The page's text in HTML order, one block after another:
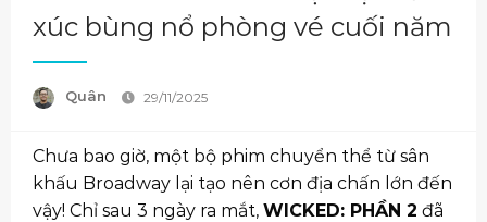
xúc bùng nổ phòng vé cuối năm
Quân 29/11/2025
Chưa bao giờ, một bộ phim chuyển thể từ sân
khấu Broadway lại tạo nên cơn địa chấn lớn đến
vậy! Chỉ sau 3 ngày ra mắt, WICKED: PHẦN 2 đã